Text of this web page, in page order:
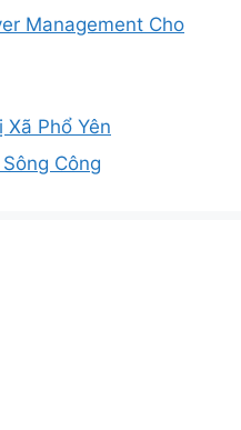
Management Cho
Phổ Yên
Công